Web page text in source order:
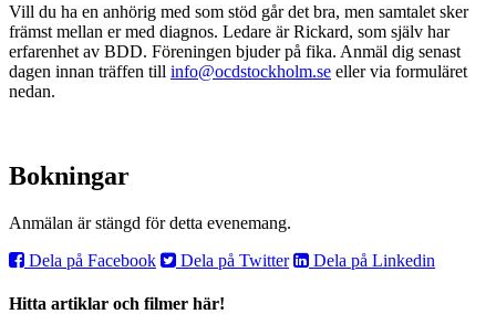
Vill du ha en anhörig med som stöd går det bra, men samtalet sker
främst mellan er med diagnos. Ledare är Rickard, som själv har
erfarenhet av BDD. Föreningen bjuder på fika. Anmäl dig senast
dagen innan träffen till info@ocdstockholm.se eller via formuläret
nedan.
Bokningar
Anmälan är stängd för detta evenemang.
Dela på Facebook
Dela på Twitter Dela på Linkedin
Hitta artiklar och filmer här!